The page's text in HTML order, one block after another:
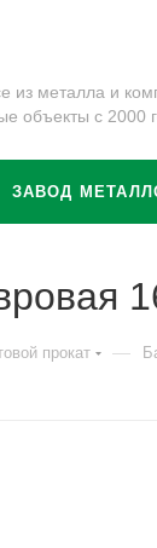
из металла и
объекты с 2000
ЗАВОД
прокат —